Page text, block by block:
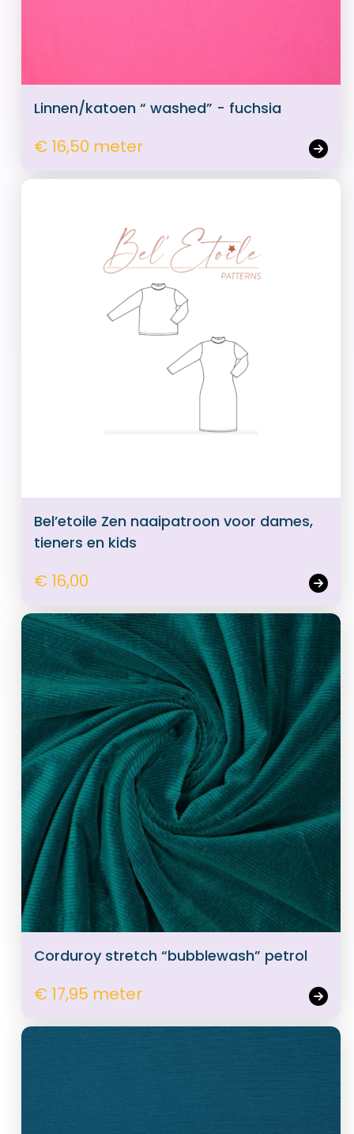
Linnen/katoen “ washed” - fuchsia
€ 16,50 meter
Bel’etoile Zen naaipatroon voor dames,
tieners en kids
€ 16,00
Corduroy stretch “bubblewash” petrol
€ 17,95 meter